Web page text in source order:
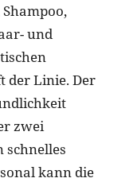
und
der Linie. Der
zwei
schnelles
kann die